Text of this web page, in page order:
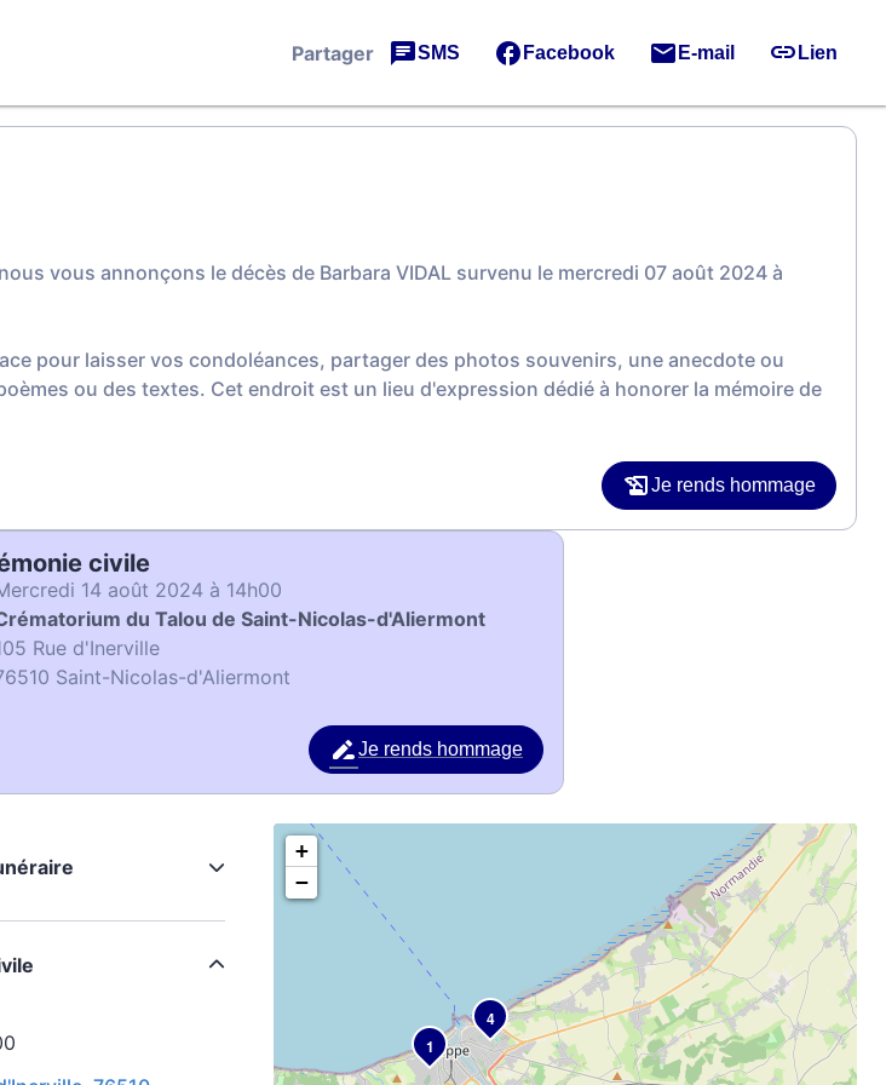
Partager SMS Facebook E-mail Lien
vous annonçons le décès de Barbara VIDAL survenu le mercredi 07 août 2024 à
pour laisser vos condoléances, partager des photos souvenirs, une anecdote ou
ou des textes. Cet endroit est un lieu d'expression dédié à honorer la mémoire de
Je rends hommage
civile
mercredi 14 août 2024 à 14h00
du Talou de Saint-Nicolas-d'Aliermont
Rue d'Inerville
Saint-Nicolas-d'Aliermont
Je rends hommage
1
4
+
−